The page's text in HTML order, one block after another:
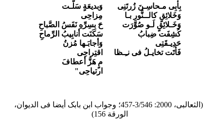
بِأبِی مـحاسِـنَ زُرتَنِی
وَخَلائِقٍ کالــنُّورِ بـا
وَخَـلائِقٍ لَـو صُوِّرَت
کُشِفَت ضِبابُ
حَدِیـقَتِی
فَأتَت تخایـلُ فی نـِـظا
وَبدیعَةٍ سَلَّـت
مِزاحِی
حَ بِسِرِّهِ نَفَسُ الصَّباحِ
سَکَنَت أنابِیبُ الرِّماحِ
وَأجابَـها مُزنُ
اقتِراحِی
مٍ هَزَّ أعطافَ
ارتیاحِی"
(الثعالبی، 2000: 3/546-457؛ وجواب ابن بابک أیضا فی الدیوان،
الورقة 156)